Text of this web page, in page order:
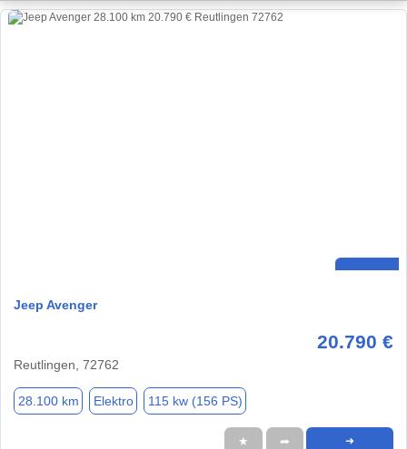
Jeep Avenger
20.790 €
Reutlingen, 72762
28.100 km Elektro 115 kw (156 PS)
★ ➦ ➜